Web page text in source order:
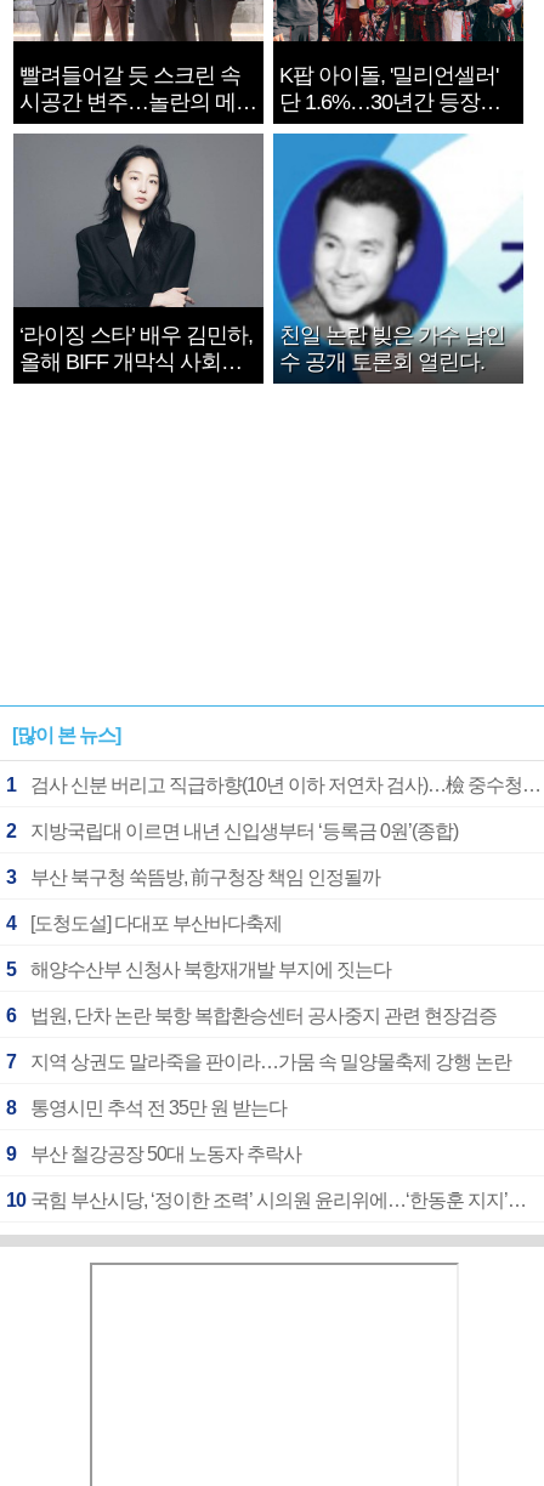
빨려들어갈 듯 스크린 속
시공간 변주…놀란의 메시
지는 ‘전쟁 속죄’
K팝 아이돌, '밀리언셀러'
단 1.6%…30년간 등장
1182개팀 전수조사
‘라이징 스타’ 배우 김민하,
올해 BIFF 개막식 사회자
확정
친일 논란 빚은 가수 남인
수 공개 토론회 열린다.
[많이 본 뉴스]
1 검사 신분 버리고 직급하향(10년 이하 저연차 검사)…檢 중수청행 기피
2 지방국립대 이르면 내년 신입생부터 ‘등록금 0원’(종합)
3 부산 북구청 쑥뜸방, 前구청장 책임 인정될까
4 [도청도설] 다대포 부산바다축제
5 해양수산부 신청사 북항재개발 부지에 짓는다
6 법원, 단차 논란 북항 복합환승센터 공사중지 관련 현장검증
7 지역 상권도 말라죽을 판이라…가뭄 속 밀양물축제 강행 논란
8 통영시민 추석 전 35만 원 받는다
9 부산 철강공장 50대 노동자 추락사
10 국힘 부산시당, ‘정이한 조력’ 시의원 윤리위에…‘한동훈 지지’도 신고접수